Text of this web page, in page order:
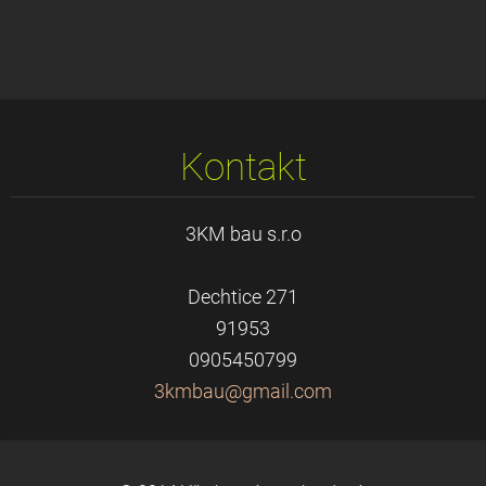
Kontakt
3KM bau s.r.o
Dechtice 271
91953
0905450799
3kmbau@gmail.com